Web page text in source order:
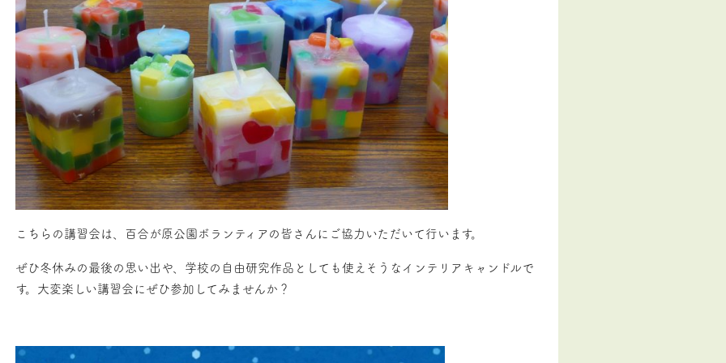
こちらの講習会は、百合が原公園ボランティアの皆さんにご協力いただいて行います。
ぜひ冬休みの最後の思い出や、学校の自由研究作品としても使えそうなインテリアキャンドルで
す。大変楽しい講習会にぜひ参加してみませんか？